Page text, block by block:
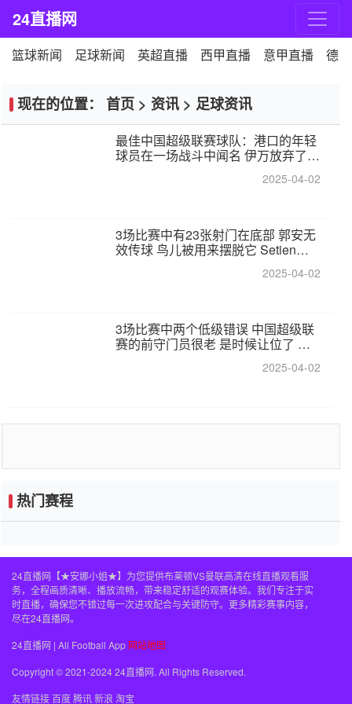
24直播网
篮球新闻 足球新闻 英超直播 西甲直播 意甲直播 德
现在的位置： 首页 > 资讯 > 足球资讯
最佳中国超级联赛球队：港口的年轻
球员在一场战斗中闻名 伊万放弃了泰
2025-04-02
3场比赛中有23张射门在底部 郭安无
效传球 鸟儿被用来摆脱它 Setien痴
2025-04-02
3场比赛中两个低级错误 中国超级联
赛的前守门员很老 是时候让位了 最
2025-04-02
热门赛程
24直播网【★安娜小姐★】为您提供布莱顿VS曼联高清在线直播观看服
务，全程画质清晰、播放流畅，带来稳定舒适的观赛体验。我们专注于实
时直播，确保您不错过每一次进攻配合与关键防守。更多精彩赛事内容，
尽在24直播网。
24直播网 | All Football App 网站地图
Copyright © 2021-2024 24直播网. All Rights Reserved.
友情链接百度腾讯新浪 淘宝